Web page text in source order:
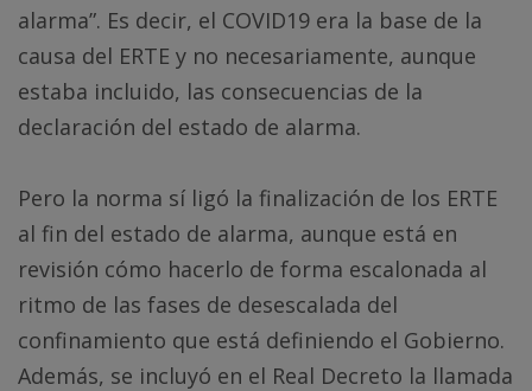
alarma”. Es decir, el COVID19 era la base de la
causa del ERTE y no necesariamente, aunque
estaba incluido, las consecuencias de la
declaración del estado de alarma.
Pero la norma sí ligó la finalización de los ERTE
al fin del estado de alarma, aunque está en
revisión cómo hacerlo de forma escalonada al
ritmo de las fases de desescalada del
confinamiento que está definiendo el Gobierno.
Además, se incluyó en el Real Decreto la llamada